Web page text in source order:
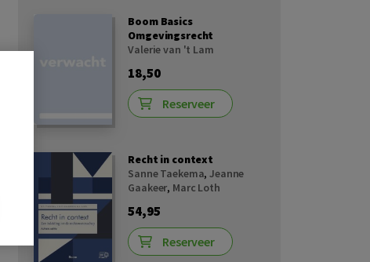
Boom Basics
Omgevingsrecht
Valerie van 't Lam
18,50
Reserveer
Recht in context
Sanne Taekema,Jeanne
Gaakeer, Marc Loth
54,95
Reserveer